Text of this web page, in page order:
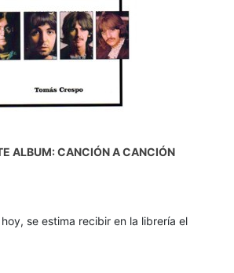
ALBUM: CANCIÓN A CANCIÓN
se estima recibir en la librería el